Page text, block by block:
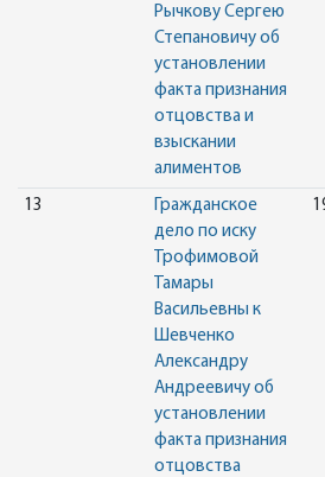
Рычкову Сергею
Степановичу об
установлении
факта признания
отцовства и
взыскании
алиментов
13
Гражданское
дело по иску
Трофимовой
Тамары
Васильевны к
Шевченко
Александру
Андреевичу об
установлении
факта признания
отцовства